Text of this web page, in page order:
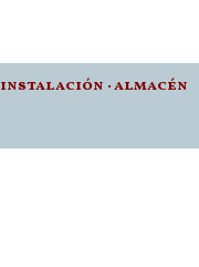
instalación · almacén